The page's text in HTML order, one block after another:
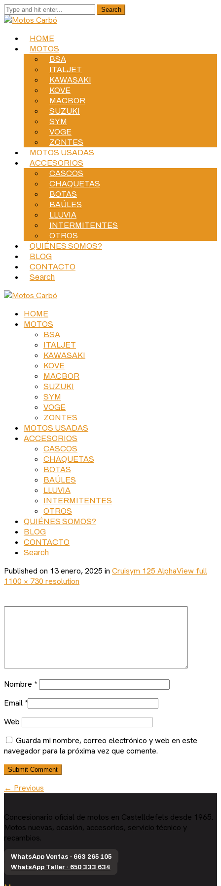
HOME
MOTOS
BSA
ITALJET
KAWASAKI
KOVE
MACBOR
SUZUKI
SYM
VOGE
ZONTES
MOTOS USADAS
ACCESORIOS
CASCOS
CHAQUETAS
BOTAS
BAÚLES
LLUVIA
INTERMITENTES
OTROS
QUIÉNES SOMOS?
BLOG
CONTACTO
Search
HOME
MOTOS
BSA
ITALJET
KAWASAKI
KOVE
MACBOR
SUZUKI
SYM
VOGE
ZONTES
MOTOS USADAS
ACCESORIOS
CASCOS
CHAQUETAS
BOTAS
BAÚLES
LLUVIA
INTERMITENTES
OTROS
QUIÉNES SOMOS?
BLOG
CONTACTO
Search
Published on 13 enero, 2025 in Cruisym 125 AlphaView full
1100 × 730 resolution
Nombre *
Email *
Web
Guarda mi nombre, correo electrónico y web en este
navegador para la próxima vez que comente.
← Previous
Concesionario oficial de motos en Castelldefels desde 1965.
Motos nuevas, ocasión, accesorios, servicio técnico y
recambios.
WhatsApp Ventas · 663 265 105
WhatsApp Taller · 650 333 634